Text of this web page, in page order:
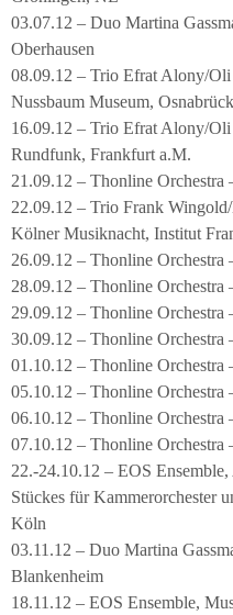
03.07.12 – Duo Martina
Oberhausen
08.09.12 – Trio Efrat Alony/
Nussbaum Museum, Osnabrück
16.09.12 – Trio Efrat Alony/
Rundfunk, Frankfurt a.M.
21.09.12 – Thonline
22.09.12 – Trio Frank
Kölner Musiknacht, Institut
26.09.12 – Thonline
28.09.12 – Thonline
29.09.12 – Thonline Orchestra
30.09.12 – Thonline Orchestra
01.10.12 – Thonline Orchestra
05.10.12 – Thonline Orchestra
06.10.12 – Thonline Orchestra
07.10.12 – Thonline Orchestra
22.-24.10.12 – EOS
Stückes für Kammerorchester
Köln
03.11.12 – Duo Martina
Blankenheim
18.11.12 – EOS Ensemble,